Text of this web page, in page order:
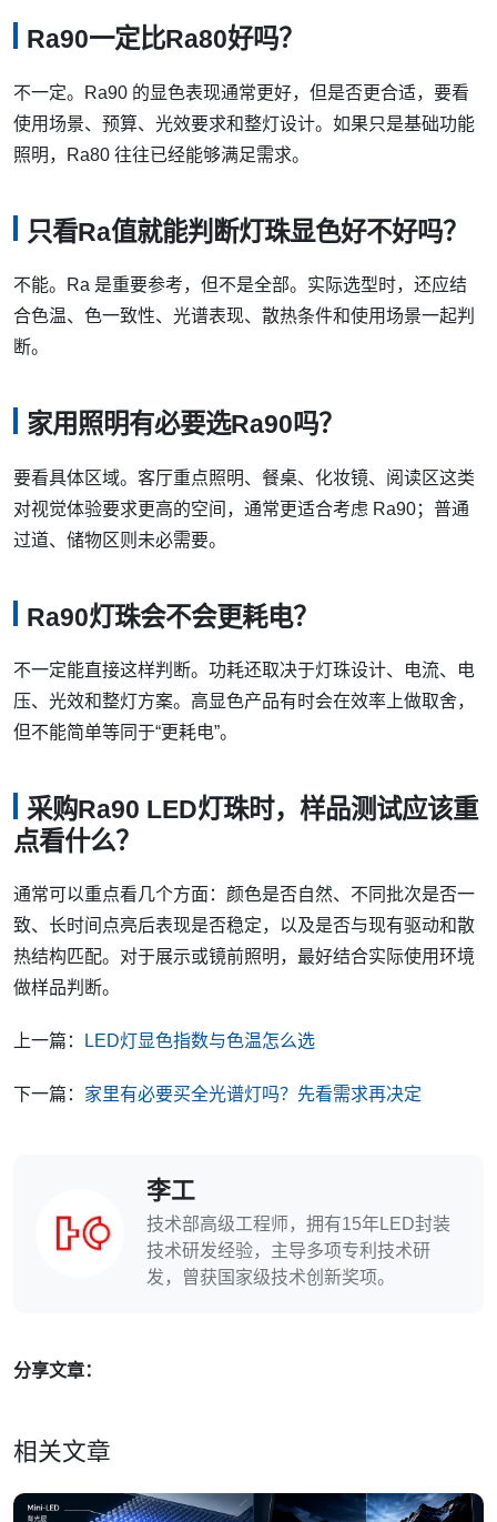
Ra90一定比Ra80好吗？
不一定。Ra90 的显色表现通常更好，但是否更合适，要看
使用场景、预算、光效要求和整灯设计。如果只是基础功能
照明，Ra80 往往已经能够满足需求。
只看Ra值就能判断灯珠显色好不好吗？
不能。Ra 是重要参考，但不是全部。实际选型时，还应结
合色温、色一致性、光谱表现、散热条件和使用场景一起判
断。
家用照明有必要选Ra90吗？
要看具体区域。客厅重点照明、餐桌、化妆镜、阅读区这类
对视觉体验要求更高的空间，通常更适合考虑 Ra90；普通
过道、储物区则未必需要。
Ra90灯珠会不会更耗电？
不一定能直接这样判断。功耗还取决于灯珠设计、电流、电
压、光效和整灯方案。高显色产品有时会在效率上做取舍，
但不能简单等同于“更耗电”。
采购Ra90 LED灯珠时，样品测试应该重
点看什么？
通常可以重点看几个方面：颜色是否自然、不同批次是否一
致、长时间点亮后表现是否稳定，以及是否与现有驱动和散
热结构匹配。对于展示或镜前照明，最好结合实际使用环境
做样品判断。
上一篇： LED灯显色指数与色温怎么选
下一篇： 家里有必要买全光谱灯吗？先看需求再决定
李工
技术部高级工程师，拥有15年LED封装
技术研发经验，主导多项专利技术研
发，曾获国家级技术创新奖项。
分享文章：
相关文章